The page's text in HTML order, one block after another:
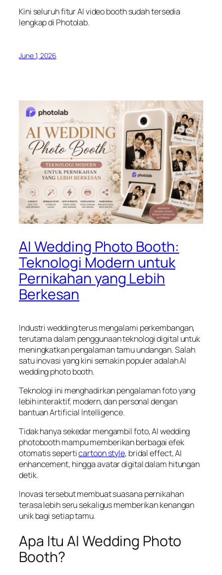
Kini seluruh fitur AI video booth sudah tersedia
lengkap di Photolab.
June 1, 2026
AI Wedding Photo Booth:
Teknologi Modern untuk
Pernikahan yang Lebih
Berkesan
Industri wedding terus mengalami perkembangan,
terutama dalam penggunaan teknologi digital untuk
meningkatkan pengalaman tamu undangan. Salah
satu inovasi yang kini semakin populer adalah AI
wedding photo booth.
Teknologi ini menghadirkan pengalaman foto yang
lebih interaktif, modern, dan personal dengan
bantuan Artificial Intelligence.
Tidak hanya sekedar mengambil foto, AI wedding
photobooth mampu memberikan berbagai efek
otomatis seperticartoon style, bridal effect, AI
enhancement, hingga avatar digital dalam hitungan
detik.
Inovasi tersebut membuat suasana pernikahan
terasa lebih seru sekaligus memberikan kenangan
unik bagi setiap tamu.
Apa Itu AI Wedding Photo
Booth?